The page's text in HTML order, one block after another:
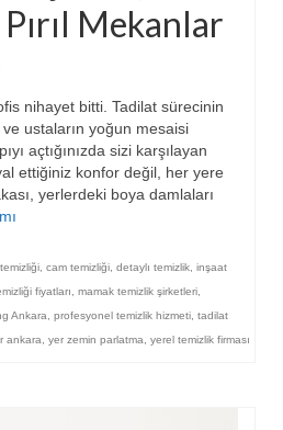
Pırıl Mekanlar
nihayet bitti. Tadilat sürecinin
ustaların yoğun mesaisi
açtığınızda sizi karşılayan
ettiğiniz konfor değil, her yere
yerlerdeki boya damlaları
cam temizliği detaylı temizlik inşaat
fiyatları mamak temizlik şirketleri
Ankara
profesyonel temizlik hizmeti tadilat
ankara yer zemin parlatma yerel temizlik firması